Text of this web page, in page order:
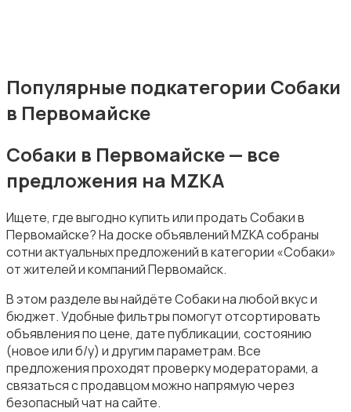
Другие животные
Товары для животных
Аквариумистика
Популярные подкатегории Собаки
в Первомайске
Собаки в Первомайске — все
предложения на MZKA
Ищете, где выгодно купить или продать Собаки в
Первомайске? На доске объявлений MZKA собраны
сотни актуальных предложений в категории «Собаки»
от жителей и компаний Первомайск.
В этом разделе вы найдёте Собаки на любой вкус и
бюджет. Удобные фильтры помогут отсортировать
объявления по цене, дате публикации, состоянию
(новое или б/у) и другим параметрам. Все
предложения проходят проверку модераторами, а
связаться с продавцом можно напрямую через
безопасный чат на сайте.